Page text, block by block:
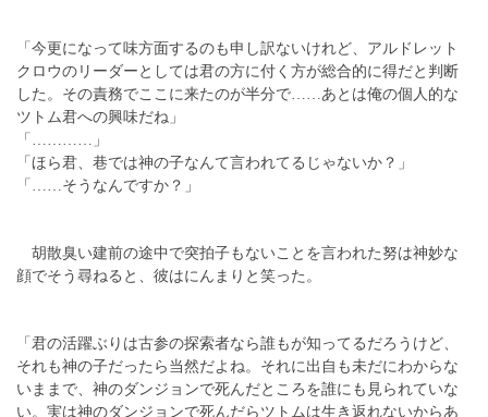
「今更になって味方面するのも申し訳ないけれど、アルドレット
クロウのリーダーとしては君の方に付く方が総合的に得だと判断
した。その責務でここに来たのが半分で……あとは俺の個人的な
ツトム君への興味だね」
「…………」
「ほら君、巷では神の子なんて言われてるじゃないか？」
「……そうなんですか？」
胡散臭い建前の途中で突拍子もないことを言われた努は神妙な
顔でそう尋ねると、彼はにんまりと笑った。
「君の活躍ぶりは古参の探索者なら誰もが知ってるだろうけど、
それも神の子だったら当然だよね。それに出自も未だにわからな
いままで、神のダンジョンで死んだところを誰にも見られていな
い。実は神のダンジョンで死んだらツトムは生き返れないからあ